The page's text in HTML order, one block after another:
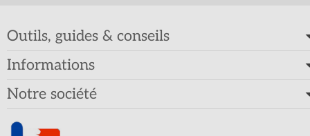
Outils, guides & conseils
Informations
Notre société